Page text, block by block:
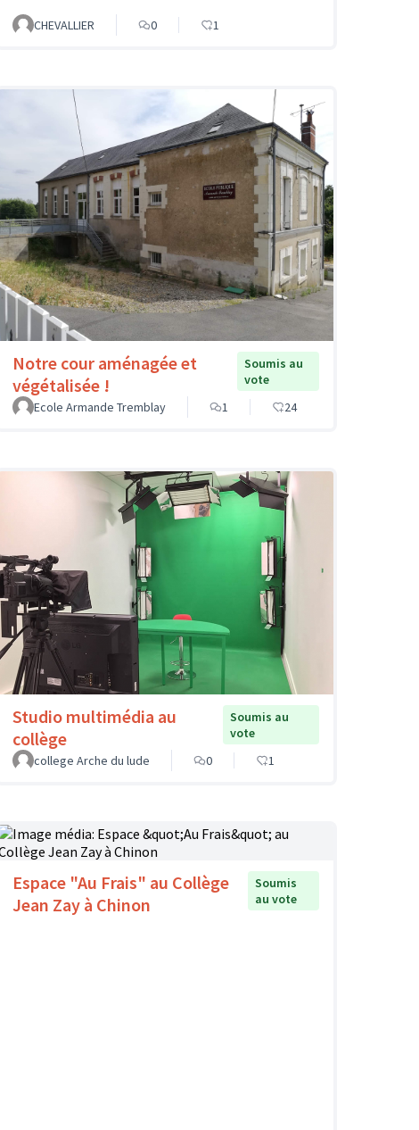
CHEVALLIER 0 1
Notre cour aménagée et
végétalisée !
Soumis au
vote
Ecole Armande Tremblay
1 24
Studio multimédia au
collège
Soumis au
vote
college Arche du lude
0 1
Espace "Au Frais" au Collège
Jean Zay à Chinon
Soumis
au vote